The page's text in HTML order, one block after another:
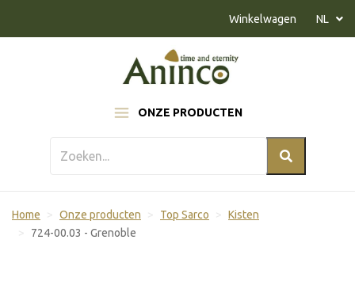
ONZE PRODUCTEN
Winkelwagen NL
Home Onze producten Top Sarco
Kisten
724-00.03 - Grenoble